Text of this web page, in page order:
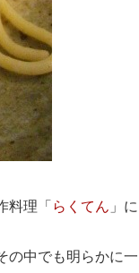
料理「 らくてん 」に
の中でも明らかに一